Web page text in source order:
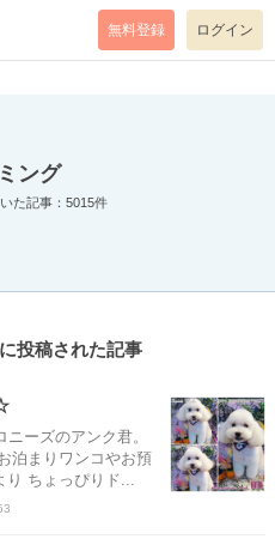
mode=return level=notice
無料登録 ログイン
ング
た記事：5015件
投稿された記事
ーズのアンク君。
泊まりワンコやお預
ちょっぴりド...